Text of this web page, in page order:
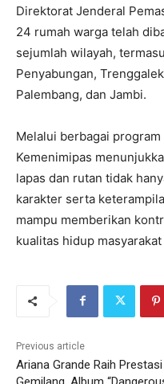
Direktorat Jenderal
24 rumah warga telah
sejumlah wilayah,
Penyabungan,
Palembang, dan Jambi.
Melalui berbagai
Kemenimipas
lapas dan rutan tidak
karakter serta
mampu memberikan
kualitas hidup
Previous article
Ariana Grande Raih Prestasi